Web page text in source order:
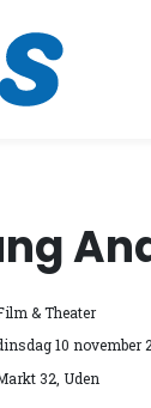
& Theater
10 november
32, Uden